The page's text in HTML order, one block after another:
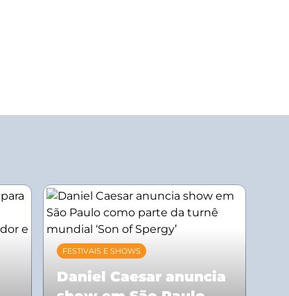
FESTIVAIS E SHOWS
Daniel Caesar anuncia